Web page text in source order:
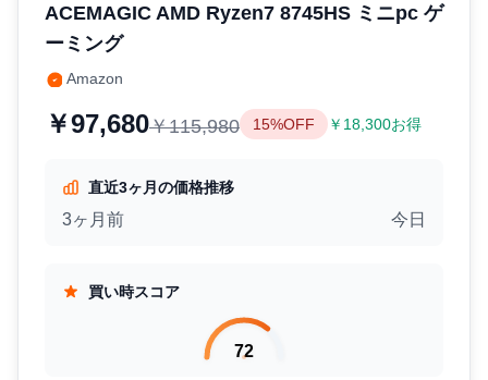
ACEMAGIC AMD Ryzen7 8745HS ミニpc ゲ
ーミング
Amazon
￥97,680￥115,980 15%OFF ￥18,300お得
直近3ヶ月の価格推移
3ヶ月前 今日
買い時スコア
72